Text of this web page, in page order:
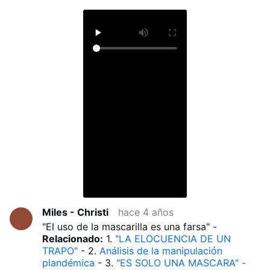
Miles - Christi
hace 4 años
"El uso de la mascarilla es una farsa" -
Relacionado: 1. "LA ELOCUENCIA DE UN
TRAPO" - 2.Análisis de la manipulación
plandémica - 3. "ES SOLO UNA MASCARA" -